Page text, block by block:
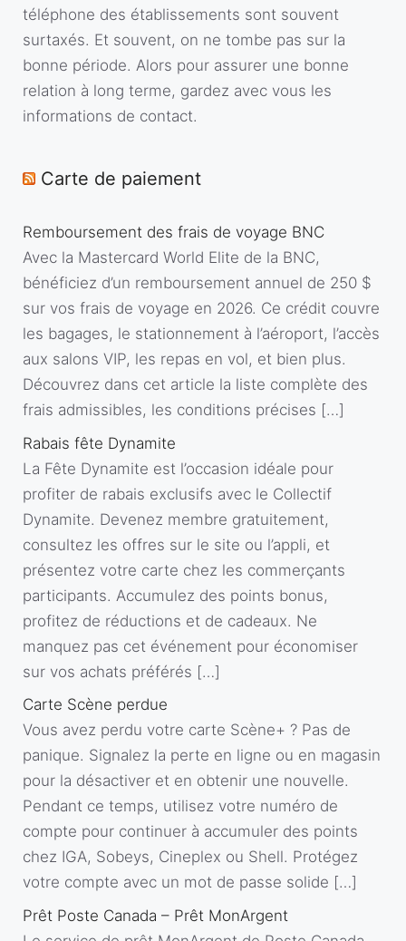
téléphone des établissements sont souvent
surtaxés. Et souvent, on ne tombe pas sur la
bonne période. Alors pour assurer une bonne
relation à long terme, gardez avec vous les
informations de contact.
Carte de paiement
Remboursement des frais de voyage BNC
Avec la Mastercard World Elite de la BNC,
bénéficiez d’un remboursement annuel de 250 $
sur vos frais de voyage en 2026. Ce crédit couvre
les bagages, le stationnement à l’aéroport, l’accès
aux salons VIP, les repas en vol, et bien plus.
Découvrez dans cet article la liste complète des
frais admissibles, les conditions précises […]
Rabais fête Dynamite
La Fête Dynamite est l’occasion idéale pour
profiter de rabais exclusifs avec le Collectif
Dynamite. Devenez membre gratuitement,
consultez les offres sur le site ou l’appli, et
présentez votre carte chez les commerçants
participants. Accumulez des points bonus,
profitez de réductions et de cadeaux. Ne
manquez pas cet événement pour économiser
sur vos achats préférés […]
Carte Scène perdue
Vous avez perdu votre carte Scène+ ? Pas de
panique. Signalez la perte en ligne ou en magasin
pour la désactiver et en obtenir une nouvelle.
Pendant ce temps, utilisez votre numéro de
compte pour continuer à accumuler des points
chez IGA, Sobeys, Cineplex ou Shell. Protégez
votre compte avec un mot de passe solide […]
Prêt Poste Canada – Prêt MonArgent